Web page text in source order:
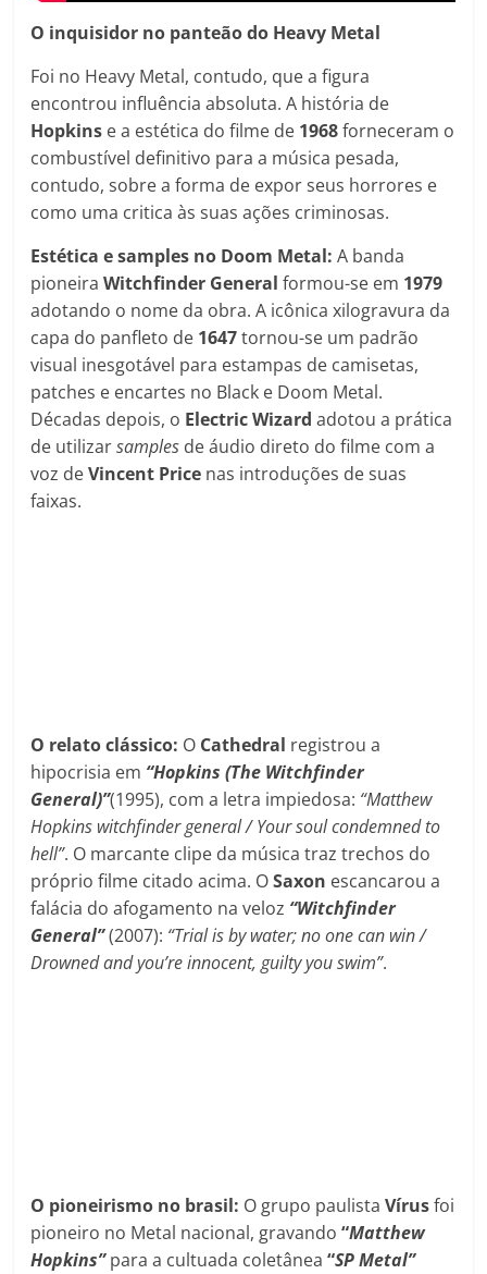
O inquisidor no panteão do Heavy Metal
Foi no Heavy Metal, contudo, que a figura
encontrou influência absoluta. A história de
Hopkins e a estética do filme de 1968forneceram o
combustível definitivo para a música pesada,
contudo, sobre a forma de expor seus horrores e
como uma critica às suas ações criminosas.
Estética e samples no Doom Metal: A banda
pioneiraWitchfinder General formou-se em 1979
adotando o nome da obra. A icônica xilogravura da
capa do panfleto de 1647tornou-se um padrão
visual inesgotável para estampas de camisetas,
patches e encartes no Black e Doom Metal.
Décadas depois, o Electric Wizard adotou a prática
de utilizarsamples de áudio direto do filme com a
voz deVincent Price nas introduções de suas
faixas.
O relato clássico: O Cathedral registrou a
hipocrisia em “Hopkins (The Witchfinder
General)”(1995), com a letra impiedosa: “Matthew
Hopkins witchfinder general / Your soul condemned to
hell”. O marcante clipe da música traz trechos do
próprio filme citado acima. OSaxon escancarou a
falácia do afogamento na veloz “Witchfinder
General”(2007): “Trial is by water; no one can win /
Drowned and you’re innocent, guilty you swim”.
O pioneirismo no brasil: O grupo paulistaVírusfoi
pioneiro no Metal nacional, gravando“Matthew
Hopkins”para a cultuada coletânea“SP Metal”